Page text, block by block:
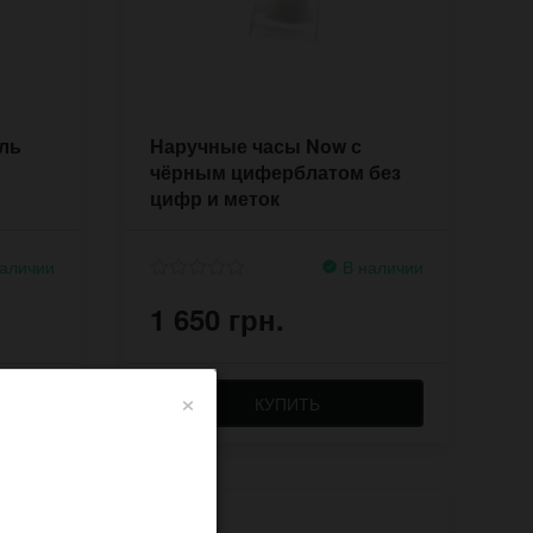
Наручные часы Now с
чёрным циферблатом без
цифр и меток
В наличии
1 650 грн.
КУПИТЬ
×